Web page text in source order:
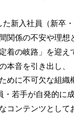
新入社員（新卒
関係の不安や理想
着の岐路」を迎え
本音を引き出し、
めに不可欠な組織
・若手が自発的に
コンテンツとして